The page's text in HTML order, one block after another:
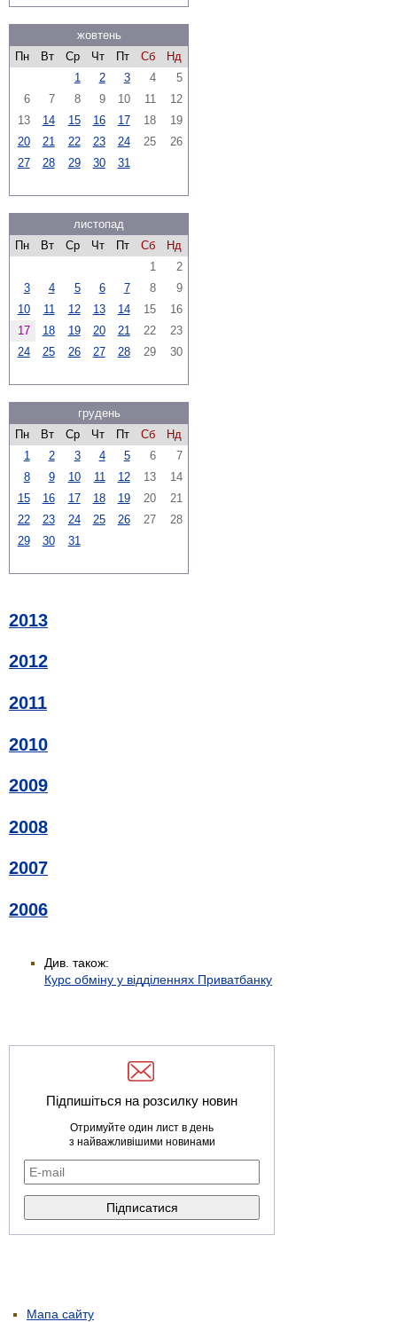
жовтень
Пн
Вт Ср Чт Пт Сб
Нд
1
2 3 4
5
6
7 8 9 10 11
12
13
14 15 16 17 18
19
20
21 22 23 24 25
26
27
28 29 30 31
листопад
Пн
Вт Ср Чт Пт Сб
Нд
1
2
3
4 5 6 7 8
9
10
11 12 13 14 15
16
17
18 19 20 21 22
23
24
25 26 27 28 29 30
грудень
Пн
Вт Ср Чт Пт Сб
Нд
1
2 3 4 5 6
7
8
9 10 11 12 13
14
15
16 17 18 19 20
21
22
23 24 25 26 27
28
29
30 31
2013
2012
2011
2010
2009
2008
2007
2006
Див. також:
Курс обміну у відділеннях Приватбанку
Підпишіться на розсилку новин
Отримуйте один лист в день
з найважливішими новинами
Мапа сайту